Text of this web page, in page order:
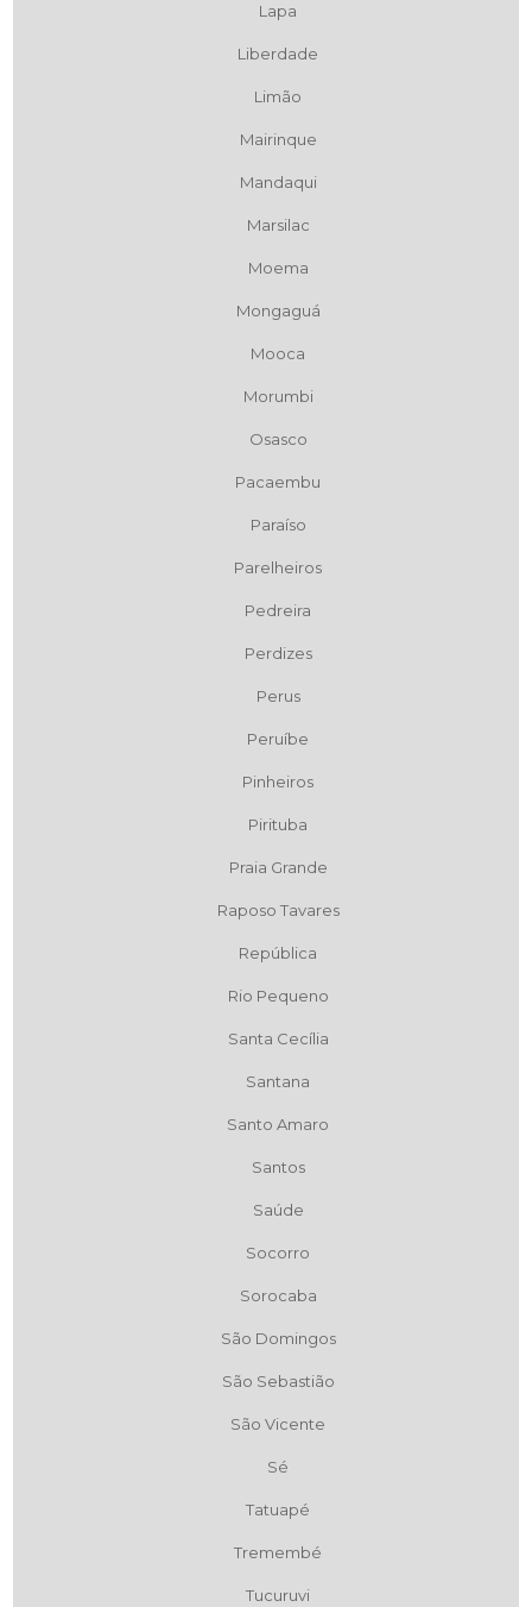
Lapa
Liberdade
Limão
Mairinque
Mandaqui
Marsilac
Moema
Mongaguá
Mooca
Morumbi
Osasco
Pacaembu
Paraíso
Parelheiros
Pedreira
Perdizes
Perus
Peruíbe
Pinheiros
Pirituba
Praia Grande
Raposo Tavares
República
Rio Pequeno
Santa Cecília
Santana
Santo Amaro
Santos
Saúde
Socorro
Sorocaba
São Domingos
São Sebastião
São Vicente
Sé
Tatuapé
Tremembé
Tucuruvi